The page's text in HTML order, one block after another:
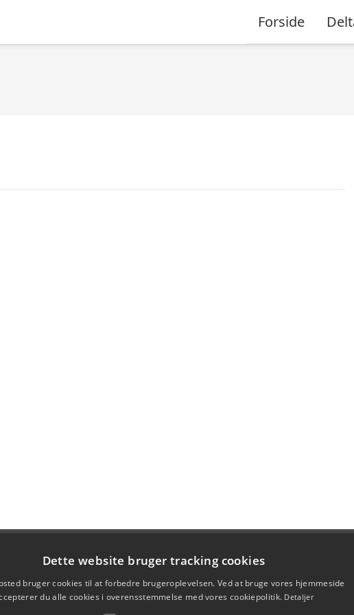
Forside
Dette website bruger tracking cookies
bruger cookies til at forbedre brugeroplevelsen. Ved at bruge vores hjemmeside
du alle cookies i overensstemmelse med vores cookiepolitik. Detaljer